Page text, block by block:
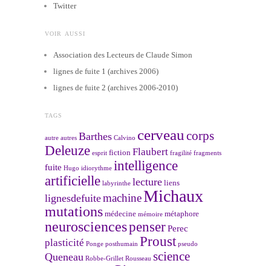
Twitter
VOIR AUSSI
Association des Lecteurs de Claude Simon
lignes de fuite 1 (archives 2006)
lignes de fuite 2 (archives 2006-2010)
TAGS
autre autres Barthes Calvino cerveau corps
Deleuze esprit fiction Flaubert fragilité fragments
fuite Hugo idiorythme intelligence
artificielle labyrinthe lecture liens
lignesdefuitemachineMichaux
mutations médecine mémoire métaphore
neurosciencespenserPerec
plasticité Ponge posthumain Proust pseudo
Queneau Robbe-Grillet Rousseau science